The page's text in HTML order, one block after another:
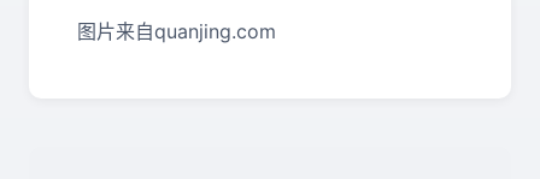
图片来自quanjing.com